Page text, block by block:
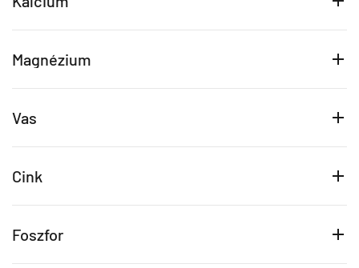
Magnézium
Vas
Cink
Foszfor